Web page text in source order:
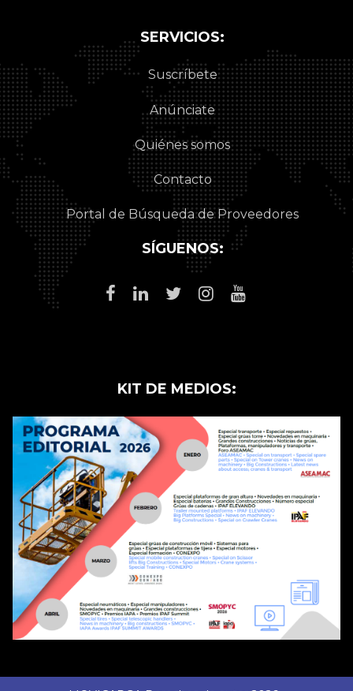
SERVICIOS:
Suscríbete
Anúnciate
Quiénes somos
Contacto
Portal de Búsqueda de Proveedores
SÍGUENOS:
KIT DE MEDIOS: